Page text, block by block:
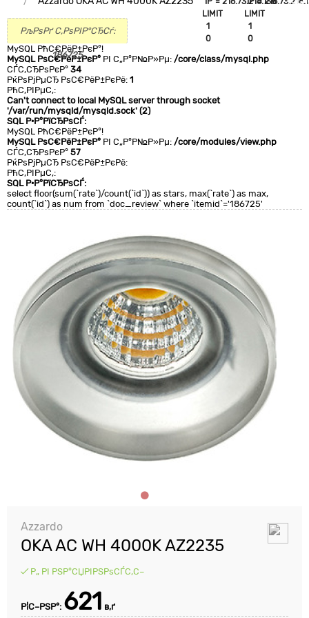
LIMIT
1
0
LIMIT
1
0
РљРѕРґ С‚РѕРІР°СЂСѓ:
186725
MySQL РћС€РёР±РєР°!
MySQL РѕС€РёР±РєР° РІ С„Р°Р№Р»Рµ: /core/class/mysql.php
СЃС‚СЂРѕРєР° 34
РќРѕРјРµСЂ РѕС€РёР±РєРё: 1
РћС‚РІРµС‚:
Can't connect to local MySQL server through socket
'/var/run/mysqld/mysqld.sock' (2)
SQL Р·Р°РїСЂРѕСЃ:
MySQL РћС€РёР±РєР°!
MySQL РѕС€РёР±РєР° РІ С„Р°Р№Р»Рµ: /core/modules/view.php
СЃС‚СЂРѕРєР° 57
РќРѕРјРµСЂ РѕС€РёР±РєРё:
РћС‚РІРµС‚:
SQL Р·Р°РїСЂРѕСЃ:
select floor(sum(`rate`)/count(`id`)) as stars, max(`rate`) as max,
count(`id`) as num from `doc_review` where `itemid`='186725'
Azzardo
OKA AC WH 4000K AZ2235
Р„ РІ РЅР°СЏРІРЅРѕСЃС‚С–
Р¦С–РЅР°: 621 в‚ґ